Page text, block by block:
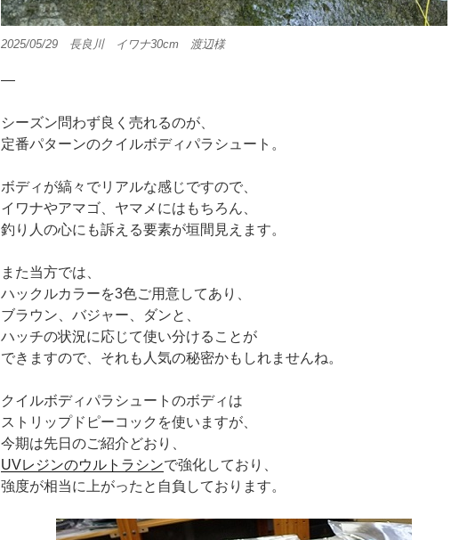
2025/05/29 長良川 イワナ30cm 渡辺様
—
シーズン問わず良く売れるのが、
定番パターンのクイルボディパラシュート。
ボディが縞々でリアルな感じですので、
イワナやアマゴ、ヤマメにはもちろん、
釣り人の心にも訴える要素が垣間見えます。
また当方では、
ハックルカラーを3色ご用意してあり、
ブラウン、バジャー、ダンと、
ハッチの状況に応じて使い分けることが
できますので、それも人気の秘密かもしれませんね。
クイルボディパラシュートのボディは
ストリップドピーコックを使いますが、
今期は先日のご紹介どおり、
UVレジンのウルトラシンで強化しており、
強度が相当に上がったと自負しております。